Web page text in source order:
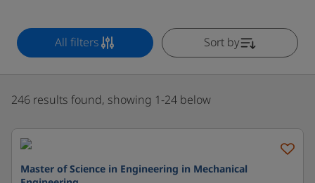
All filters Sort by
246 results found, showing 1-24 below
Master of Science in Engineering in Mechanical